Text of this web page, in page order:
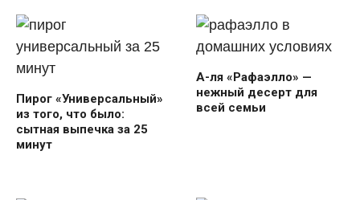
Пирог «Универсальный»
из того, что было:
сытная выпечка за 25
минут
А-ля «Рафаэлло» —
нежный десерт для
всей семьи